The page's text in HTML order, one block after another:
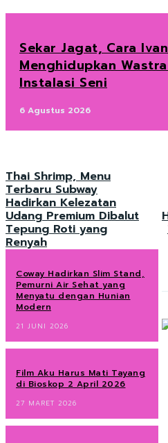
Sekar Jagat, Cara
Menghidupkan
Instalasi Seni
6 Agustus 2026
Thai Shrimp, Menu
Terbaru Subway
Hadirkan Kelezatan
Udang Premium Dibalut
Tepung Roti yang
Renyah
Coway Hadirkan Slim Stand,
Pemurni Air Sehat yang
Menyatu dengan Hunian
Modern
21 JUNI 2026
Film Aku Harus Mati Tayang
di Bioskop 2 April 2026
27 MARET 2026